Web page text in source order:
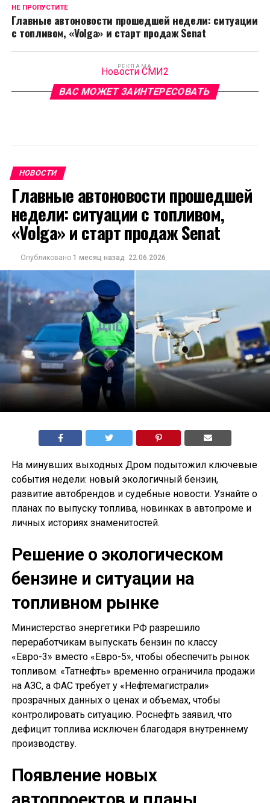
НЕ ПРОПУСТИТЕ
Главные автоновости прошедшей недели: ситуации
с топливом, «Volga» и старт продаж Senat
РЕКЛАМА
Новости СМИ2
ВАС МОЖЕТ ЗАИНТЕРЕСОВАТЬ
НОВОСТИ
Главные автоновости прошедшей
недели: ситуации с топливом,
«Volga» и старт продаж Senat
Опубликовано 1 месяц назад 22.06.2026
На минувших выходных Дром подытожил ключевые
события недели: новый экологичный бензин,
развитие автобрендов и судебные новости. Узнайте о
планах по выпуску топлива, новинках в автопроме и
личных историях знаменитостей.
Решение о экологическом
бензине и ситуации на
топливном рынке
Министерство энергетики РФ разрешило
переработчикам выпускать бензин по классу
«Евро-3» вместо «Евро-5», чтобы обеспечить рынок
топливом. «Татнефть» временно ограничила продажи
на АЗС, а ФАС требует у «Нефтемагистрали»
прозрачных данных о ценах и объемах, чтобы
контролировать ситуацию. Роснефть заявил, что
дефицит топлива исключен благодаря внутреннему
производству.
Появление новых